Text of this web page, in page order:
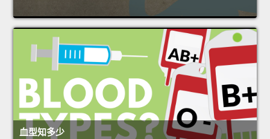
血型知多少